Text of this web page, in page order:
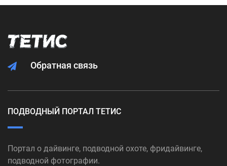
Обратная связь
ПОДВОДНЫЙ ПОРТАЛ ТЕТИС
Портал о дайвинге, подводной охоте, фридайвинге,
подводной фотографии.